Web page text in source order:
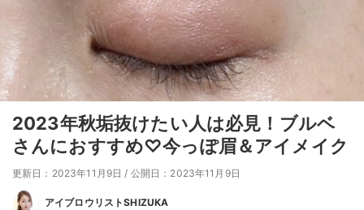
2023年秋垢抜けたい人は必見！ブルベ
さんにおすすめ♡今っぽ眉＆アイメイク
更新日：2023年11月9日 / 公開日：2023年11月9日
アイブロウリストSHIZUKA